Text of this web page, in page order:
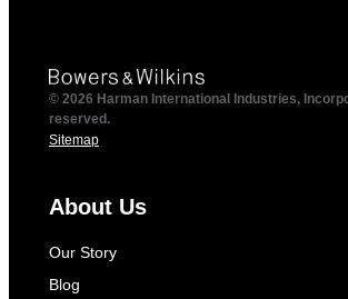
© 2026 Harman International Industries,
reserved.
Sitemap
About Us
Our Story
Blog